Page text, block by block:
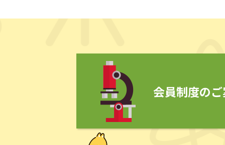
会員制度の